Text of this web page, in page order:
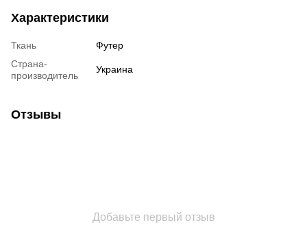
Характеристики
Ткань
Футер
Страна-
производитель
Украина
Отзывы
Добавьте первый отзыв